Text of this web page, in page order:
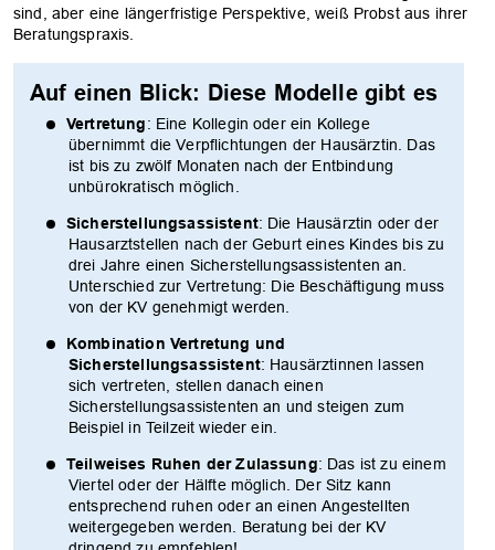
sind, aber eine längerfristige Perspektive, weiß Probst aus ihrer
Beratungspraxis.
Auf einen Blick: Diese Modelle gibt es
Vertretung: Eine Kollegin oder ein Kollege
übernimmt die Verpflichtungen der Hausärztin. Das
ist bis zu zwölf Monaten nach der Entbindung
unbürokratisch möglich.
Sicherstellungsassistent: Die Hausärztin oder der
Hausarztstellen nach der Geburt eines Kindes bis zu
drei Jahre einen Sicherstellungsassistenten an.
Unterschied zur Vertretung: Die Beschäftigung muss
von der KV genehmigt werden.
Kombination Vertretung und
Sicherstellungsassistent: Hausärztinnen lassen
sich vertreten, stellen danach einen
Sicherstellungsassistenten an und steigen zum
Beispiel in Teilzeit wieder ein.
Teilweises Ruhen der Zulassung: Das ist zu einem
Viertel oder der Hälfte möglich. Der Sitz kann
entsprechend ruhen oder an einen Angestellten
weitergegeben werden. Beratung bei der KV